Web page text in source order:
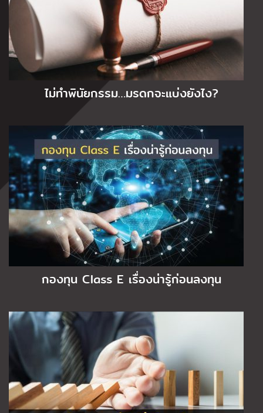
ไม่ทำพินัยกรรม…มรดกจะแบ่งยังไง?
กองทุน Class E เรื่องน่ารู้ก่อนลงทุน